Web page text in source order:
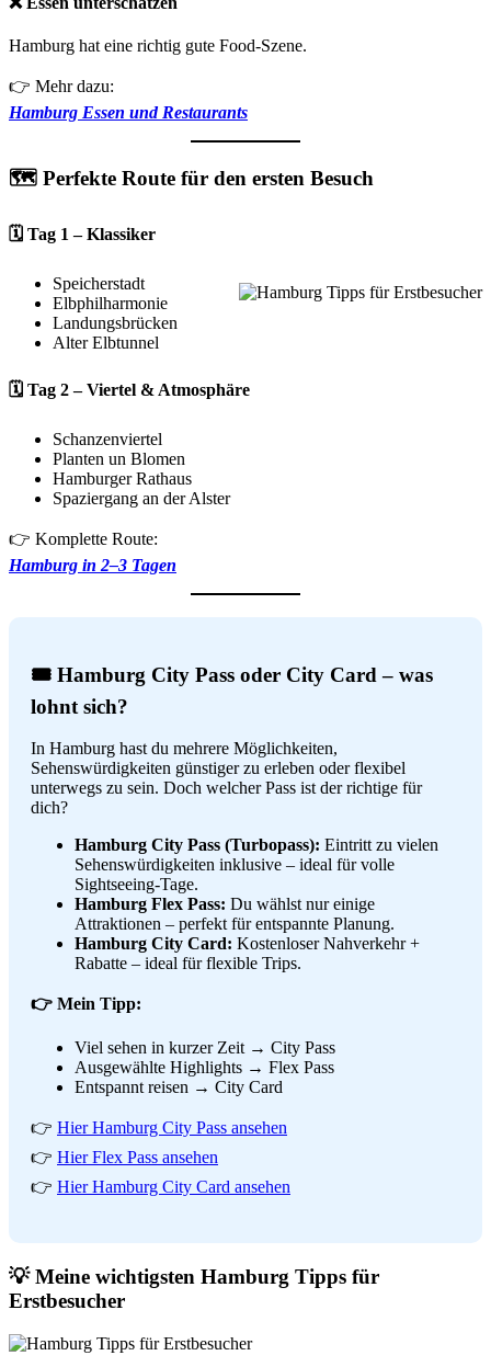
Hamburg hat eine richtig gute Food-Szene.
👉 Mehr dazu:
Hamburg Essen und Restaurants
🗺️ Perfekte Route für den ersten Besuch
🗓️ Tag 1 – Klassiker
Speicherstadt
Elbphilharmonie
Landungsbrücken
Alter Elbtunnel
🗓️ Tag 2 – Viertel & Atmosphäre
Schanzenviertel
Planten un Blomen
Hamburger Rathaus
Spaziergang an der Alster
👉 Komplette Route:
Hamburg in 2–3 Tagen
🎟️ Hamburg City Pass oder City Card – was
lohnt sich?
In Hamburg hast du mehrere Möglichkeiten,
Sehenswürdigkeiten günstiger zu erleben oder flexibel
unterwegs zu sein. Doch welcher Pass ist der richtige für
dich?
Hamburg City Pass (Turbopass): Eintritt zu vielen
Sehenswürdigkeiten inklusive – ideal für volle
Sightseeing-Tage.
Hamburg Flex Pass: Du wählst nur einige
Attraktionen – perfekt für entspannte Planung.
Hamburg City Card: Kostenloser Nahverkehr +
Rabatte – ideal für flexible Trips.
👉 Mein Tipp:
Viel sehen in kurzer Zeit → City Pass
Ausgewählte Highlights → Flex Pass
Entspannt reisen → City Card
👉 Hier Hamburg City Pass ansehen
👉 Hier Flex Pass ansehen
👉 Hier Hamburg City Card ansehen
💡 Meine wichtigsten Hamburg Tipps für
Erstbesucher